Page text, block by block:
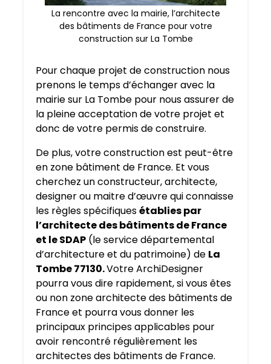
La rencontre avec la mairie, l’architecte
des bâtiments de France pour votre
construction sur La Tombe
Pour chaque projet de construction nous
prenons le temps d’échanger avec la
mairie sur La Tombe pour nous assurer de
la pleine acceptation de votre projet et
donc de votre permis de construire.
De plus, votre construction est peut-être
en zone bâtiment de France. Et vous
cherchez un constructeur, architecte,
designer ou maitre d’œuvre qui connaisse
les règles spécifiquesétablies par
l’architecte des bâtiments de France
et le SDAP (le service départemental
d’architecture et du patrimoine) de La
Tombe 77130.Votre ArchiDesigner
pourra vous dire rapidement, si vous êtes
ou non zone architecte des bâtiments de
France et pourra vous donner les
principaux principes applicables pour
avoir rencontré régulièrement les
architectes des bâtiments de France.